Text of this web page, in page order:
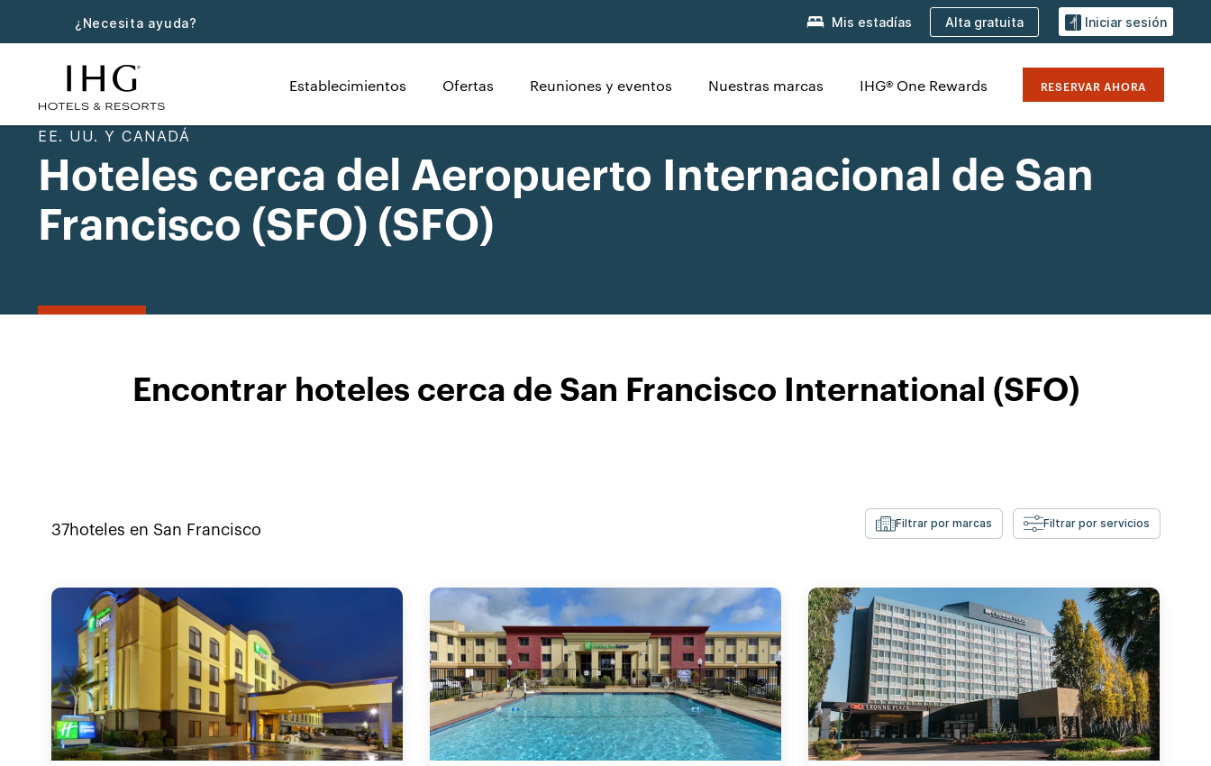
¿Necesita ayuda? Mis estadías Alta gratuita Iniciar sesión
Establecimientos Ofertas Reuniones y eventos Nuestras marcas IHG® One Rewards RESERVAR AHORA
EE. UU. Y CANADÁ
Hoteles cerca del Aeropuerto Internacional de San
Francisco (SFO) (SFO)
Encontrar hoteles cerca de San Francisco International (SFO)
37hoteles en San Francisco Filtrar por marcas Filtrar por servicios